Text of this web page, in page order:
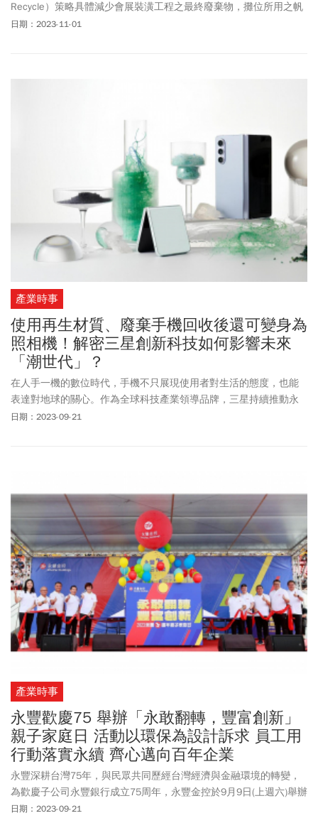
Recycle）策略具體減少會展裝潢工程之最終廢棄物，攤位所用之帆
布於閉展後，加入社會企業日常經典的REBIRTH再造計畫轉生帆布
日期：2023-11-01
產業時事
使用再生材質、廢棄手機回收後還可變身為
照相機！解密三星創新科技如何影響未來
「潮世代」？
在人手一機的數位時代，手機不只展現使用者對生活的態度，也能
表達對地球的關心。作為全球科技產業領導品牌，三星持續推動永
續議題數十年，並於2022年推出全新環保策略「永續日常」，除了
日期：2023-09-21
產業時事
永豐歡慶75 舉辦「永敢翻轉，豐富創新」
親子家庭日 活動以環保為設計訴求 員工用
行動落實永續 齊心邁向百年企業
永豐深耕台灣75年，與民眾共同歷經台灣經濟與金融環境的轉變，
為歡慶子公司永豐銀行成立75周年，永豐金控於9月9日(上週六)舉辦
「永豐75週年親子家庭日」活動，活動贈品與製作物均以環保、再
日期：2023-09-21